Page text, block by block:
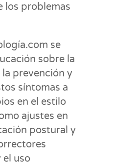
los problemas
se
sobre la
prevención y
síntomas a
en el estilo
ajustes en
postural y
uso